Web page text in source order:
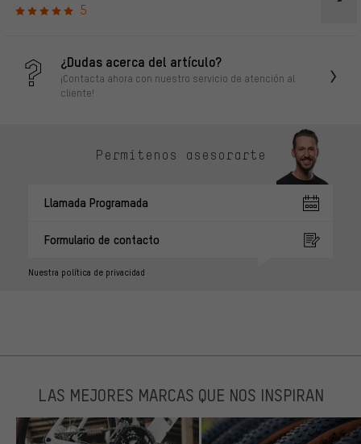
5
¿Dudas acerca del artículo?
¡Contacta ahora con nuestro servicio de atención al
cliente!
Permítenos asesorarte
Llamada Programada
Formulario de contacto
Nuestra política de privacidad
LAS MEJORES MARCAS QUE NOS INSPIRAN